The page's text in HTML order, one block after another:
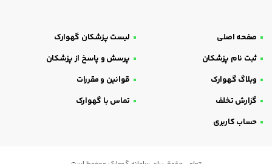
صفحه اصلی
لیست پزشکان گهوارک
ثبت نام پزشکان
پرسش و پاسخ از پزشکان
وبلاگ گهوارک
قوانین و مقررات
گزارش تخلف
تماس با گهوارک
حساب کاربری